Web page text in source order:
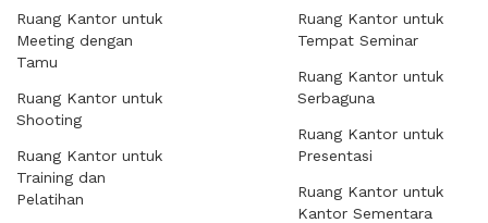
Ruang Kantor untuk
Meeting dengan
Tamu
Ruang Kantor untuk
Shooting
Ruang Kantor untuk
Training dan
Pelatihan
Ruang Kantor untuk
Tempat Seminar
Ruang Kantor untuk
Serbaguna
Ruang Kantor untuk
Presentasi
Ruang Kantor untuk
Kantor Sementara